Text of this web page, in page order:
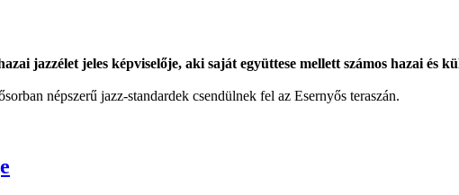
jazzélet jeles képviselője, aki saját együttese mellett számos hazai és
népszerű jazz-standardek csendülnek fel az Esernyős teraszán.